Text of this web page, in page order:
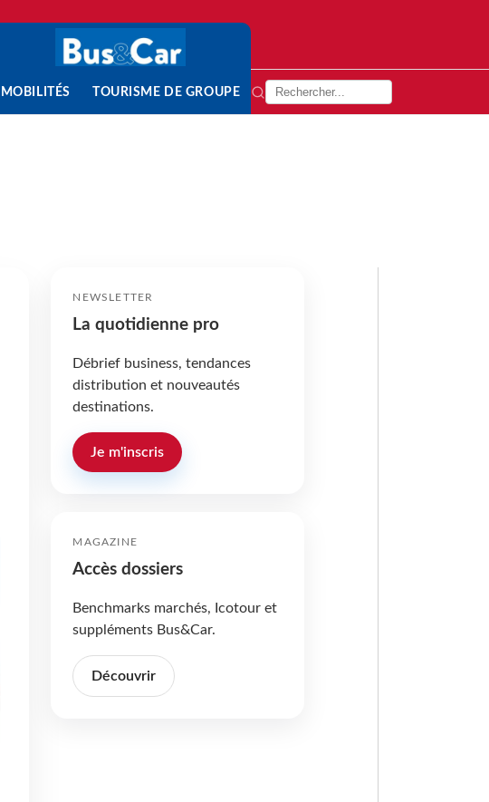
MOBILITÉS TOURISME DE GROUPE
NEWSLETTER
La quotidienne pro
Débrief business, tendances
distribution et nouveautés
destinations.
Je m'inscris
MAGAZINE
Accès dossiers
Benchmarks marchés, Icotour et
suppléments Bus&Car.
Découvrir